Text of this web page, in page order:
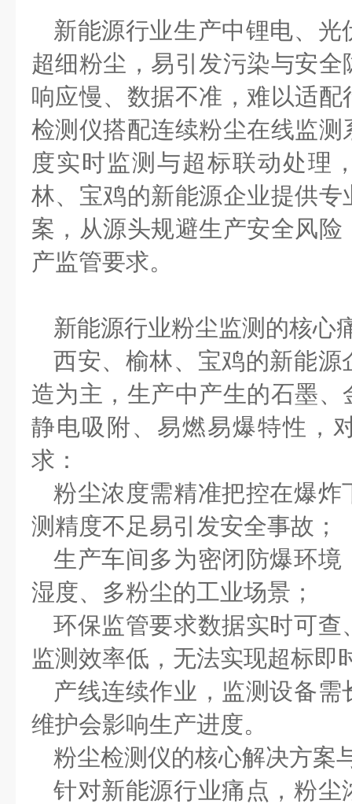
新能源行业生产中锂电、
超细粉尘，易引发污染与安
响应慢、数据不准，难以适
检测仪搭配连续粉尘在线监
度实时监测与超标联动处理
林、宝鸡的新能源企业提供
案，从源头规避生产安全风
产监管要求。
新能源行业粉尘监测的核心
西安、榆林、宝鸡的新能源
造为主，生产中产生的石墨
静电吸附、易燃易爆特性，
求：
粉尘浓度需精准把控在爆炸
测精度不足易引发安全事故；
生产车间多为密闭防爆环境
湿度、多粉尘的工业场景；
环保监管要求数据实时可查
监测效率低，无法实现超标即
产线连续作业，监测设备
维护会影响生产进度。
粉尘检测仪的核心解决方案
针对新能源行业痛点，粉尘